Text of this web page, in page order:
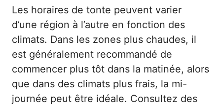
Les horaires de tonte peuvent varier
d’une région à l’autre en fonction des
climats. Dans les zones plus chaudes, il
est généralement recommandé de
commencer plus tôt dans la matinée, alors
que dans des climats plus frais, la mi-
journée peut être idéale. Consultez des